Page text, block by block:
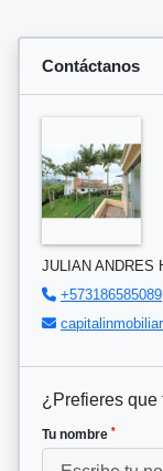
Contáctanos
JULIAN ANDRES
+573186585089
¿Prefieres que
Tu nombre *